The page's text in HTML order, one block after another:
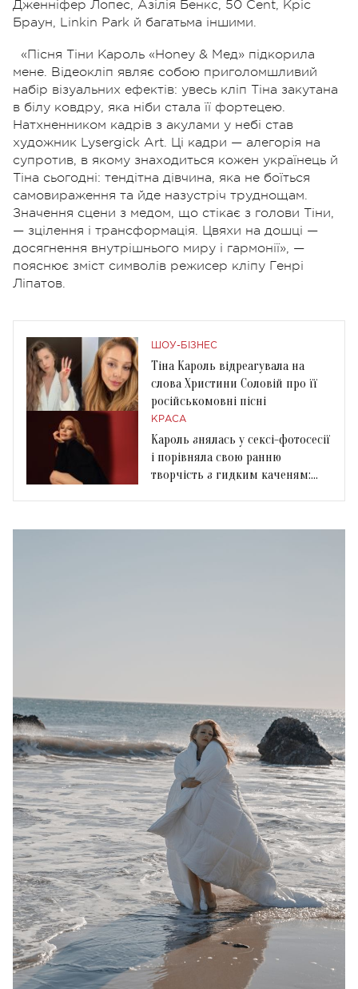
Дженніфер Лопес, Азілія Бенкс, 50 Cent, Кріс
Браун, Linkin Park й багатьма іншими.
«Пісня Тіни Кароль «Honey & Мед» підкорила
мене. Відеокліп являє собою приголомшливий
набір візуальних ефектів: увесь кліп Тіна закутана
в білу ковдру, яка ніби стала її фортецею.
Натхненником кадрів з акулами у небі став
художник Lysergick Art. Ці кадри — алегорія на
супротив, в якому знаходиться кожен українець й
Тіна сьогодні: тендітна дівчина, яка не боїться
самовираження та йде назустріч труднощам.
Значення сцени з медом, що стікає з голови Тіни,
— зцілення і трансформація. Цвяхи на дошці —
досягнення внутрішнього миру і гармонії», —
пояснює зміст символів режисер кліпу Генрі
Ліпатов.
ШОУ-БІЗНЕС
Тіна Кароль відреагувала на
слова Христини Соловій про її
російськомовні пісні
КРАСА
Кароль знялась у сексі-фотосесії
і порівняла свою ранню
творчість з гидким каченям: